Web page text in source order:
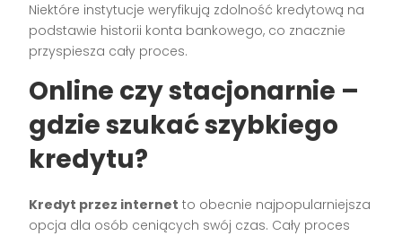
Niektóre instytucje weryfikują zdolność kredytową na
podstawie historii konta bankowego, co znacznie
przyspiesza cały proces.
Online czy stacjonarnie –
gdzie szukać szybkiego
kredytu?
Kredyt przez internet to obecnie najpopularniejsza
opcja dla osób ceniących swój czas. Cały proces